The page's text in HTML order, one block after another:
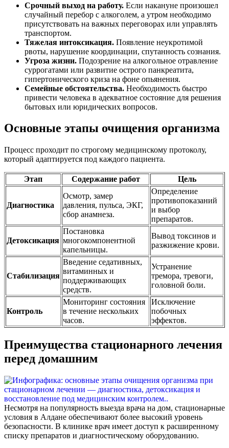
Срочный выход на работу. Если накануне произошел
случайный перебор с алкоголем, а утром необходимо
присутствовать на важных переговорах или управлять
транспортом.
Тяжелая интоксикация. Появление неукротимой
рвоты, нарушение координации, спутанность сознания.
Угроза жизни. Подозрение на алкогольное отравление
суррогатами или развитие острого панкреатита,
гипертонического криза на фоне опьянения.
Семейные обстоятельства. Необходимость быстро
привести человека в адекватное состояние для решения
бытовых или юридических вопросов.
Основные этапы очищения организма
Процесс проходит по строгому медицинскому протоколу,
который адаптируется под каждого пациента.
Этап Содержание работ Цель
Диагностика
Осмотр, замер
давления, пульса, ЭКГ,
сбор анамнеза.
Определение
противопоказаний
и выбор
препаратов.
Детоксикация
Постановка
многокомпонентной
капельницы.
Вывод токсинов и
разжижение крови.
Стабилизация
Введение седативных,
витаминных и
поддерживающих
средств.
Устранение
тремора, тревоги,
головной боли.
Контроль
Мониторинг состояния
в течение нескольких
часов.
Исключение
побочных
эффектов.
Преимущества стационарного лечения
перед домашним
Несмотря на популярность выезда врача на дом, стационарные
условия в Алдане обеспечивают более высокий уровень
безопасности. В клинике врач имеет доступ к расширенному
списку препаратов и диагностическому оборудованию.